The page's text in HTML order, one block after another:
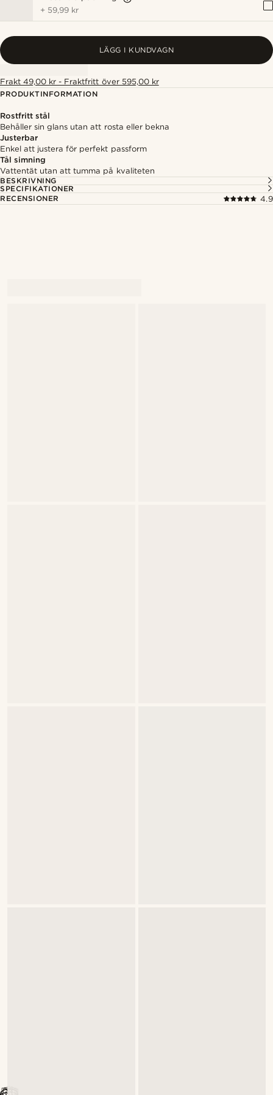
+ 59,99 kr
LÄGG I KUNDVAGN
Frakt 49,00 kr - Fraktfritt över 595,00 kr
PRODUKTINFORMATION
Rostfritt stål
Behåller sin glans utan att rosta eller bekna
Justerbar
Enkel att justera för perfekt passform
Tål simning
Vattentät utan att tumma på kvaliteten
BESKRIVNING
SPECIFIKATIONER
RECENSIONER
4.9